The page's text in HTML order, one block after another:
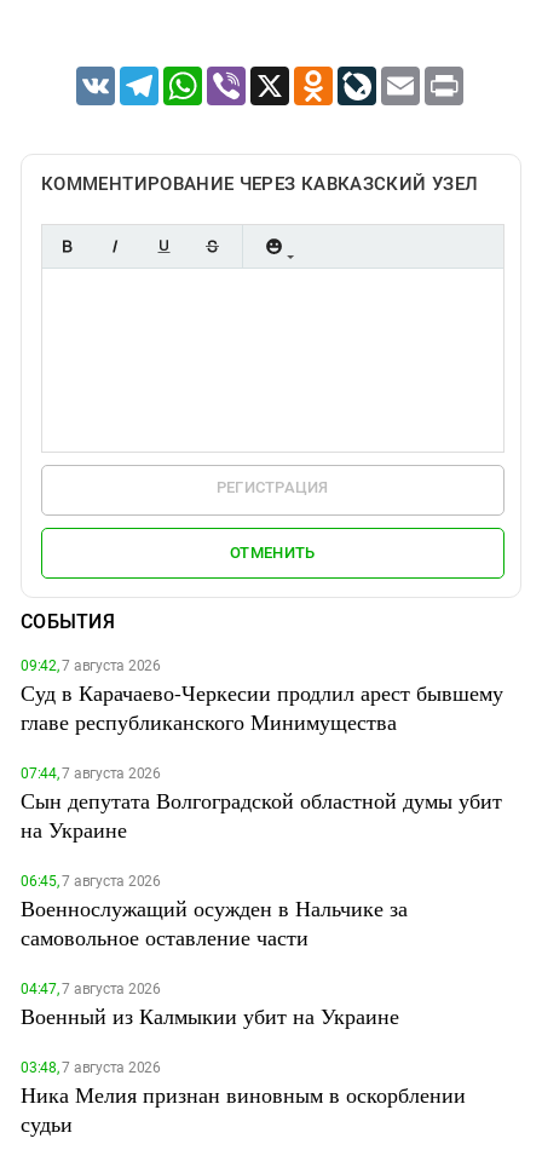
VK TelegramWhatsApp
Viber X Odnoklassniki
LiveJournal
Email Print
КОММЕНТИРОВАНИЕ ЧЕРЕЗ КАВКАЗСКИЙ УЗЕЛ
РЕГИСТРАЦИЯ
ОТМЕНИТЬ
СОБЫТИЯ
09:42,7 августа 2026
Суд в Карачаево-Черкесии продлил арест бывшему
главе республиканского Минимущества
07:44,7 августа 2026
Сын депутата Волгоградской областной думы убит
на Украине
06:45,7 августа 2026
Военнослужащий осужден в Нальчике за
самовольное оставление части
04:47,7 августа 2026
Военный из Калмыкии убит на Украине
03:48,7 августа 2026
Ника Мелия признан виновным в оскорблении
судьи